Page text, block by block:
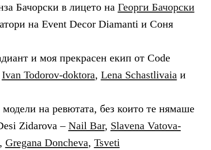
Бачорски в лицето на Георги Бачорски
на Event Decor Diamanti и Соня
и моя прекрасен екип от Code
Ivan Todorov-doktora, Lena Schastlivaia и
на ревютата, без които те нямаше
Zidarova – Nail Bar, Slavena Vatova-
, Gregana Doncheva, Tsveti